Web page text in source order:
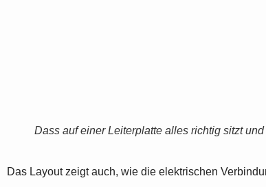
Dass auf einer Leiterplatte alles richtig sitzt
Das Layout zeigt auch, wie die elektrischen